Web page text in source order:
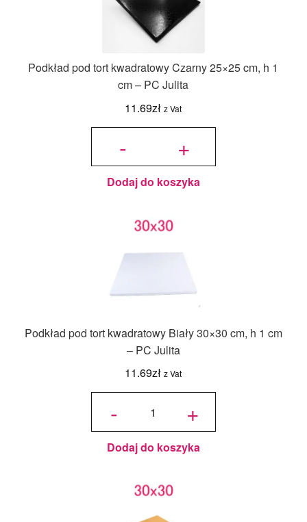
Podkład pod tort kwadratowy Czarny 25×25 cm, h 1
cm – PC Julita
11.69zł z Vat
-
ilość
kwadratowy
Czarny
h 1 cm - PC
Julita
+
Dodaj do koszyka
Podkład pod tort kwadratowy Biały 30×30 cm, h 1 cm
– PC Julita
11.69zł z Vat
-
ilość
kwadratowy
Biały 30x30
cm, h 1 cm -
PC Julita +
Dodaj do koszyka